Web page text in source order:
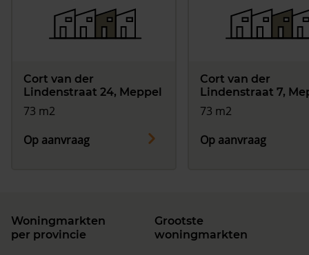
Cort van der
Lindenstraat 24, Meppel
73 m2
Op aanvraag
Cort van der
Lindenstraat 7,
73 m2
Op aanvraag
Woningmarkten
per provincie
Grootste
woningmarkten